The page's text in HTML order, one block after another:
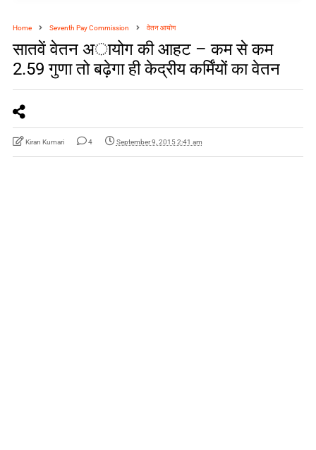
Home Seventh Pay Commission वेतन आयोग
सातवें वेतन अायोग की आहट – कम से कम
2.59 गुणा तो बढ़ेगा ही केद्रीय कर्मिंयों का वेतन
Kiran Kumari 4 September 9, 2015 2:41 am